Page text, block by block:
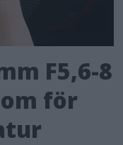
F5,6-8
för